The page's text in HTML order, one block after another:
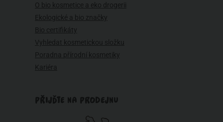
O bio kosmetice a eko drogerii
Ekologické a bio značky
Bio certifikáty
Vyhledat kosmetickou složku
Poradna přírodní kosmetiky
Kariéra
PŘIJĎTE NA PRODEJNU